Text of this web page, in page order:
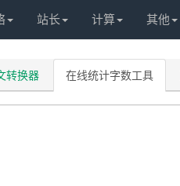
站长 计算 其他
转换器 在线统计字数工具